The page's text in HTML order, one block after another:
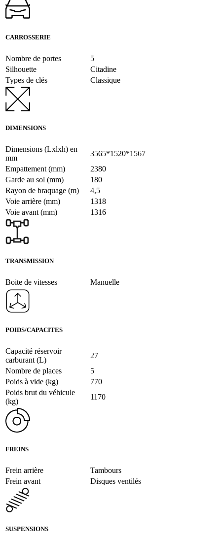
CARROSSERIE
Nombre de portes
5
Silhouette
Citadine
Types de clés
Classique
DIMENSIONS
Dimensions (Lxlxh) en
mm
3565*1520*1567
Empattement (mm)
2380
Garde au sol (mm)
180
Rayon de braquage (m)
4,5
Voie arrière (mm)
1318
Voie avant (mm)
1316
TRANSMISSION
Boite de vitesses Manuelle
POIDS/CAPACITES
Capacité réservoir
carburant (L)
27
Nombre de places
5
Poids à vide (kg)
770
Poids brut du véhicule
(kg)
1170
FREINS
Frein arrière
Tambours
Frein avant
Disques ventilés
SUSPENSIONS